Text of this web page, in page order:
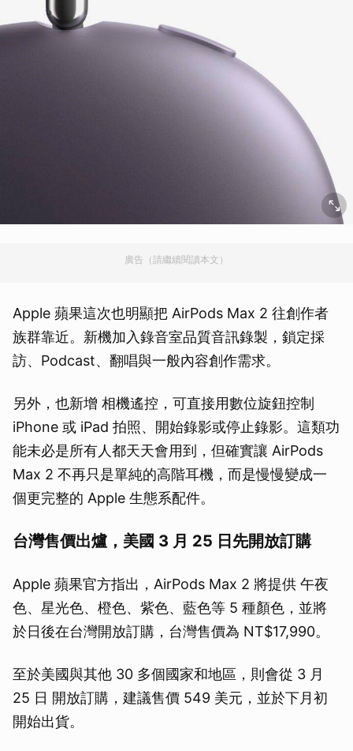
廣告（請繼續閱讀本文）
Apple 蘋果這次也明顯把 AirPods Max 2 往創作者
族群靠近。新機加入錄音室品質音訊錄製，鎖定採
訪、Podcast、翻唱與一般內容創作需求。
另外，也新增 相機遙控，可直接用數位旋鈕控制
iPhone 或 iPad 拍照、開始錄影或停止錄影。這類功
能未必是所有人都天天會用到，但確實讓 AirPods
Max 2 不再只是單純的高階耳機，而是慢慢變成一
個更完整的 Apple 生態系配件。
台灣售價出爐，美國 3 月 25 日先開放訂購
Apple 蘋果官方指出，AirPods Max 2 將提供 午夜
色、星光色、橙色、紫色、藍色等 5 種顏色，並將
於日後在台灣開放訂購，台灣售價為 NT$17,990。
至於美國與其他 30 多個國家和地區，則會從 3 月
25 日 開放訂購，建議售價 549 美元，並於下月初
開始出貨。